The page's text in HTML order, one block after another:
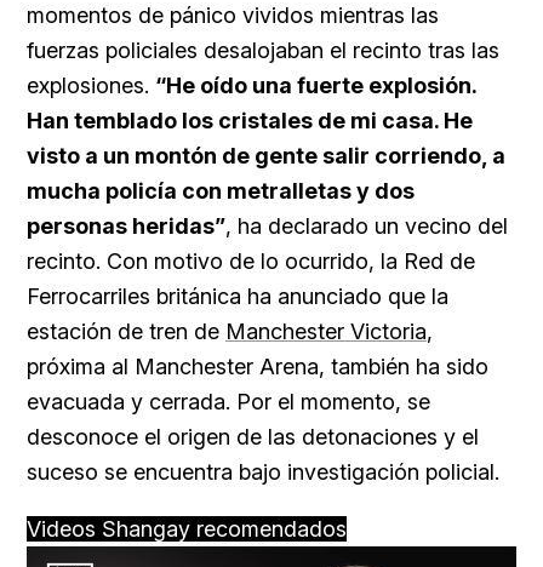
momentos de pánico vividos mientras las
fuerzas policiales desalojaban el recinto tras las
explosiones. “He oído una fuerte explosión.
Han temblado los cristales de mi casa. He
visto a un montón de gente salir corriendo, a
mucha policía con metralletas y dos
personas heridas”, ha declarado un vecino del
recinto. Con motivo de lo ocurrido, la Red de
Ferrocarriles británica ha anunciado que la
estación de tren de Manchester Victoria,
próxima al Manchester Arena, también ha sido
evacuada y cerrada. Por el momento, se
desconoce el origen de las detonaciones y el
suceso se encuentra bajo investigación policial.
Videos Shangay recomendados